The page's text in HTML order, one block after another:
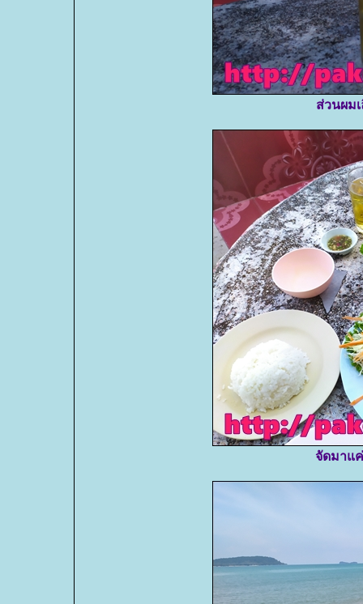
ส่วนผม
จัดมาแ